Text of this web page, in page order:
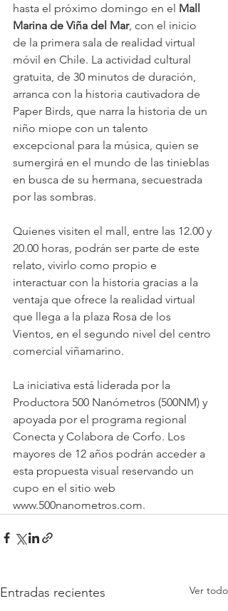
hasta el próximo domingo en el Mall
Marina de Viña del Mar, con el inicio
de la primera sala de realidad virtual
móvil en Chile. La actividad cultural
gratuita, de 30 minutos de duración,
arranca con la historia cautivadora de
Paper Birds, que narra la historia de un
niño miope con un talento
excepcional para la música, quien se
sumergirá en el mundo de las tinieblas
en busca de su hermana, secuestrada
por las sombras.
Quienes visiten el mall, entre las 12.00 y
20.00 horas, podrán ser parte de este
relato, vivirlo como propio e
interactuar con la historia gracias a la
ventaja que ofrece la realidad virtual
que llega a la plaza Rosa de los
Vientos, en el segundo nivel del centro
comercial viñamarino.
La iniciativa está liderada por la
Productora 500 Nanómetros (500NM) y
apoyada por el programa regional
Conecta y Colabora de Corfo. Los
mayores de 12 años podrán acceder a
esta propuesta visual reservando un
cupo en el sitio web
www.500nanometros.com.
Entradas recientes Ver todo